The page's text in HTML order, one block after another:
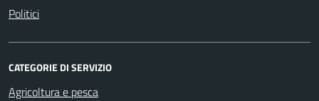
Politici
CATEGORIE DI SERVIZIO
Agricoltura e pesca